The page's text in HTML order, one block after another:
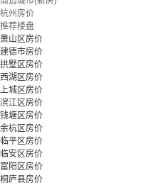
杭州房价
推荐楼盘
萧山区房价
建德市房价
拱墅区房价
西湖区房价
上城区房价
滨江区房价
钱塘区房价
余杭区房价
临平区房价
临安区房价
富阳区房价
桐庐县房价